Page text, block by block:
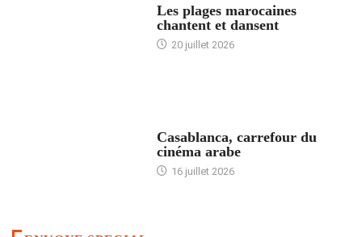
Les plages marocaines
chantent et dansent
20 juillet 2026
Casablanca, carrefour du
cinéma arabe
16 juillet 2026